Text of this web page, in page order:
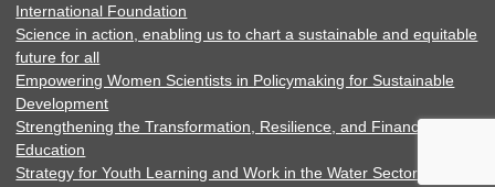
International Foundation
Science in action, enabling us to chart a sustainable and equitable
future for all
Empowering Women Scientists in Policymaking for Sustainable
Development
Strengthening the Transformation, Resilience, and Financing of
Education
Strategy for Youth Learning and Work in the Water Sector